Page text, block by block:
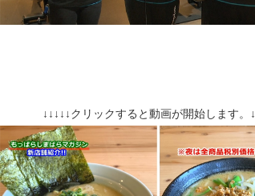
↓↓↓↓↓クリックすると動画が開始します。